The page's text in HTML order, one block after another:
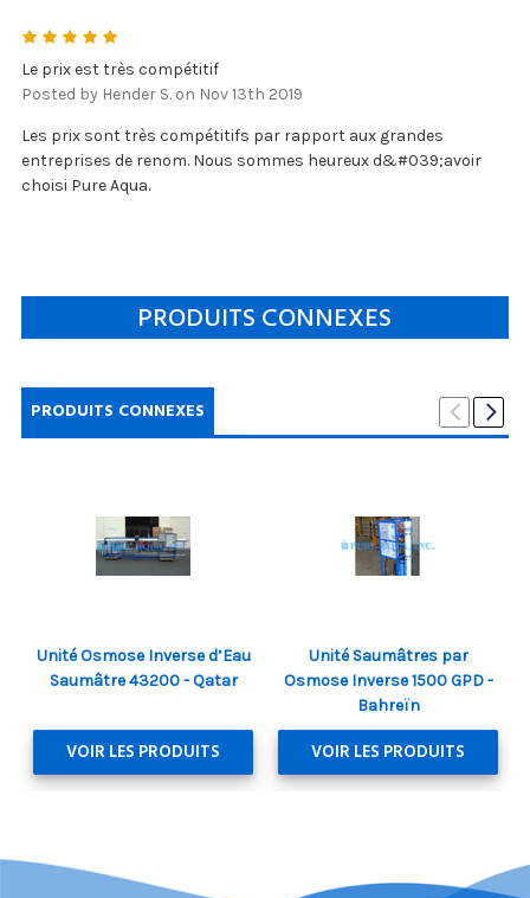
Le prix est très compétitif
Posted by Hender S. on Nov 13th 2019
Les prix sont très compétitifs par rapport aux grandes
entreprises de renom. Nous sommes heureux d&#039;avoir
choisi Pure Aqua.
PRODUITS CONNEXES
PRODUITS CONNEXES
Unité Osmose Inverse d’Eau
Saumâtre 43200 - Qatar
VOIR LES PRODUITS
Unité Saumâtres par
Osmose Inverse 1500 GPD -
Bahreïn
VOIR LES PRODUITS